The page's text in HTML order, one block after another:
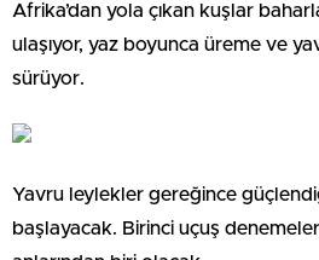
Afrika’dan yola çıkan kuşlar
ulaşıyor, yaz boyunca üreme ve
sürüyor.
Yavru leylekler gereğince
başlayacak. Birinci uçuş